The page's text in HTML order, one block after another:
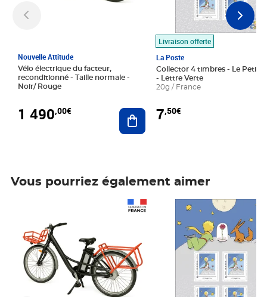
Nouvelle Attitude
Vélo électrique du facteur,
reconditionné - Taille normale -
Noir/ Rouge
1 490,00€ Ajouter au panier
Livraison offerte
La Poste
Collector 4 timbres - Le Petit
- Lettre Verte
20g / France
7,50€
Vous pourriez également aimer
Prix 7,50€